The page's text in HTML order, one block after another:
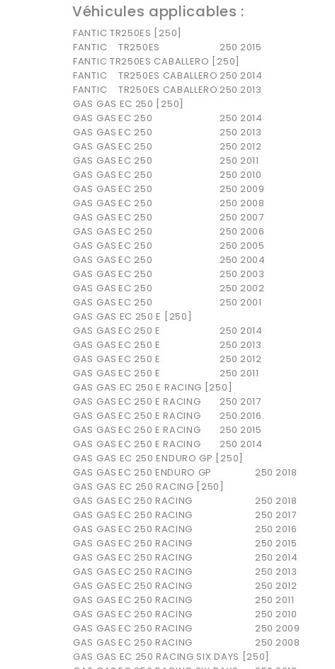
Véhicules applicables :
FANTIC TR250ES [250]
FANTIC
TR250ES 250 2015
FANTIC TR250ES CABALLERO [250]
FANTIC
TR250ES CABALLERO 250 2014
FANTIC
TR250ES CABALLERO 250 2013
GAS GAS EC 250 [250]
GAS GAS EC 250 250 2014
GAS GAS EC 250 250 2013
GAS GAS EC 250 250 2012
GAS GAS EC 250 250 2011
GAS GAS EC 250 250 2010
GAS GAS EC 250 250 2009
GAS GAS EC 250 250 2008
GAS GAS EC 250 250 2007
GAS GAS EC 250 250 2006
GAS GAS EC 250 250 2005
GAS GAS EC 250 250 2004
GAS GAS EC 250 250 2003
GAS GAS EC 250 250 2002
GAS GAS EC 250 250 2001
GAS GAS EC 250 E [250]
GAS GAS EC 250 E 250 2014
GAS GAS EC 250 E 250 2013
GAS GAS EC 250 E 250 2012
GAS GAS EC 250 E 250 2011
GAS GAS EC 250 E RACING [250]
GAS GAS EC 250 E RACING 250 2017
GAS GAS EC 250 E RACING 250 2016
GAS GAS EC 250 E RACING 250 2015
GAS GAS EC 250 E RACING 250 2014
GAS GAS EC 250 ENDURO GP [250]
GAS GAS EC 250 ENDURO GP 250 2018
GAS GAS EC 250 RACING [250]
GAS GAS EC 250 RACING 250 2018
GAS GAS EC 250 RACING 250 2017
GAS GAS EC 250 RACING 250 2016
GAS GAS EC 250 RACING 250 2015
GAS GAS EC 250 RACING 250 2014
GAS GAS EC 250 RACING 250 2013
GAS GAS EC 250 RACING 250 2012
GAS GAS EC 250 RACING 250 2011
GAS GAS EC 250 RACING 250 2010
GAS GAS EC 250 RACING 250 2009
GAS GAS EC 250 RACING 250 2008
GAS GAS EC 250 RACING SIX DAYS [250]